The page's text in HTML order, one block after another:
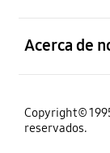
Acerca de
Copyright©
reservados.